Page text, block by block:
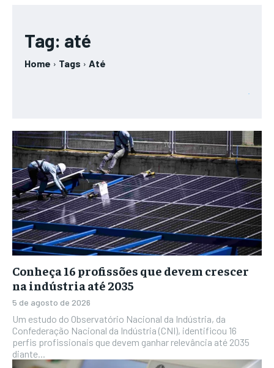
Tag: até
Home Tags Até
Conheça 16 profissões que devem crescer
na indústria até 2035
5 de agosto de 2026
Um estudo do Observatório Nacional da Indústria, da
Confederação Nacional da Indústria (CNI), identificou 16
perfis profissionais que devem ganhar relevância até 2035
diante...